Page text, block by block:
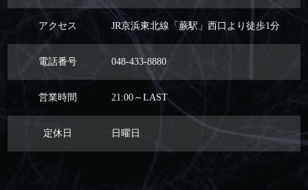
アクセス JR京浜東北線「蕨駅」西口より徒歩1分
電話番号 048-433-8880
営業時間 21:00～LAST
定休日 日曜日